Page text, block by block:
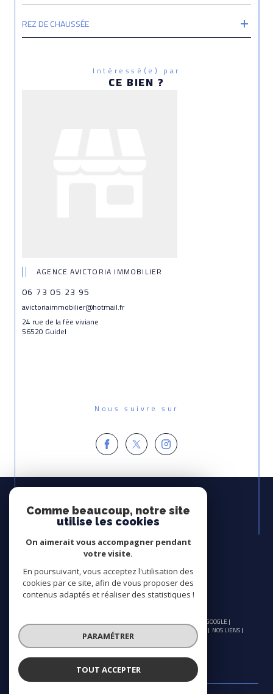
REZ DE CHAUSSÉE
Intéressé(e) par
CE BIEN ?
AGENCE AVICTORIA IMMOBILIER
06 73 05 23 95
avictoriaimmobilier@hotmail.fr
24 rue de la fée viviane
56520 Guidel
Nous suivre sur
Espace
PROPRIÉTAIRE
Se connecter
Avis
CLIENTS
© 2026 | TOUS DROITS RÉSERVÉS | TRADUCTION POWERED BY GOOGLE |
PLAN DU SITE ADMIN NOS LIENS
POLITIQUE RGPD
Comme beaucoup, notre site
utilise les cookies
On aimerait vous accompagner pendant
votre visite.
En poursuivant, vous acceptez l'utilisation des
cookies par ce site, afin de vous proposer des
contenus adaptés et réaliser des statistiques !
PARAMÉTRER
TOUT ACCEPTER